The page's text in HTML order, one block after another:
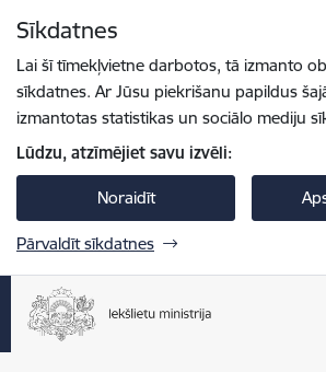
Sīkdatnes
Lai šī tīmekļvietne darbotos, tā izmanto
sīkdatnes. Ar Jūsu piekrišanu papildus
izmantotas statistikas un sociālo mediju
Lūdzu, atzīmējiet savu izvēli:
Noraidīt
Pārvaldīt sīkdatnes